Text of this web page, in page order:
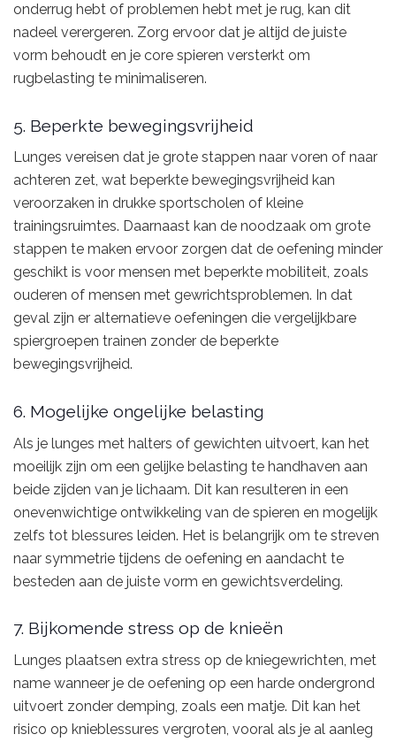
onderrug hebt of problemen hebt met je rug, kan dit
nadeel verergeren. Zorg ervoor dat je altijd de juiste
vorm behoudt en je core spieren versterkt om
rugbelasting te minimaliseren.
5. Beperkte bewegingsvrijheid
Lunges vereisen dat je grote stappen naar voren of naar
achteren zet, wat beperkte bewegingsvrijheid kan
veroorzaken in drukke sportscholen of kleine
trainingsruimtes. Daarnaast kan de noodzaak om grote
stappen te maken ervoor zorgen dat de oefening minder
geschikt is voor mensen met beperkte mobiliteit, zoals
ouderen of mensen met gewrichtsproblemen. In dat
geval zijn er alternatieve oefeningen die vergelijkbare
spiergroepen trainen zonder de beperkte
bewegingsvrijheid.
6. Mogelijke ongelijke belasting
Als je lunges met halters of gewichten uitvoert, kan het
moeilijk zijn om een gelijke belasting te handhaven aan
beide zijden van je lichaam. Dit kan resulteren in een
onevenwichtige ontwikkeling van de spieren en mogelijk
zelfs tot blessures leiden. Het is belangrijk om te streven
naar symmetrie tijdens de oefening en aandacht te
besteden aan de juiste vorm en gewichtsverdeling.
7. Bijkomende stress op de knieën
Lunges plaatsen extra stress op de kniegewrichten, met
name wanneer je de oefening op een harde ondergrond
uitvoert zonder demping, zoals een matje. Dit kan het
risico op knieblessures vergroten, vooral als je al aanleg